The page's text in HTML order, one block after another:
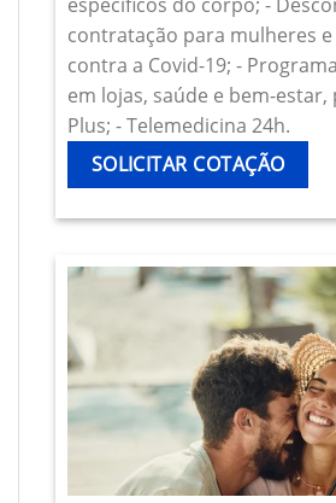
contratação para mulheres
contra a Covid-19; -
em lojas, saúde e bem-
Plus; - Telemedicina 24h.
SOLICITAR COTAÇÃO